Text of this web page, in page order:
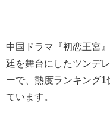
中国ドラマ『初恋王宮
廷を舞台にしたツンデ
ーで、熱度ランキング
ています。